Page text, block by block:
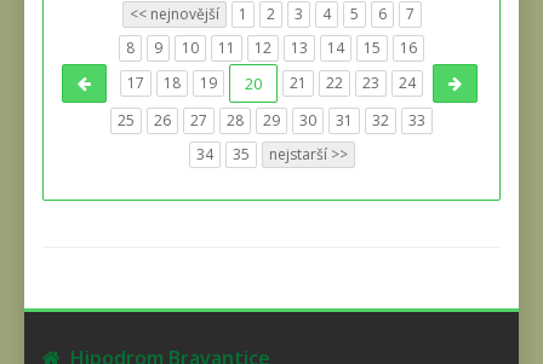
<< nejnovější 1 2 3 4 5 6
7
8
9 10 11 12 13 14 15
16
17
18 19 20 21 22 23
24
25
26 27 28 29 30 31 32
33
34
35 nejstarší >>
Hipodrom Bravantice